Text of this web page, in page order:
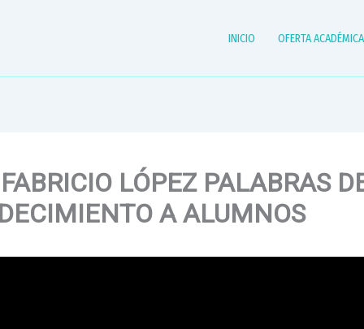
INICIO OFERTA ACADÉMICA
LÓPEZ PALABRAS
A ALUMNOS